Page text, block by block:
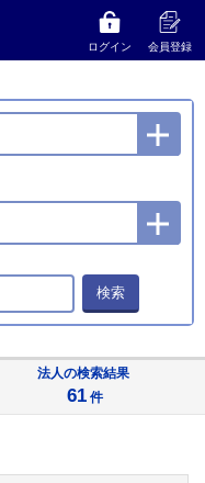
ログイン 会員登録
三鷹市の事業所一覧
検索
法人の検索結果
61 件